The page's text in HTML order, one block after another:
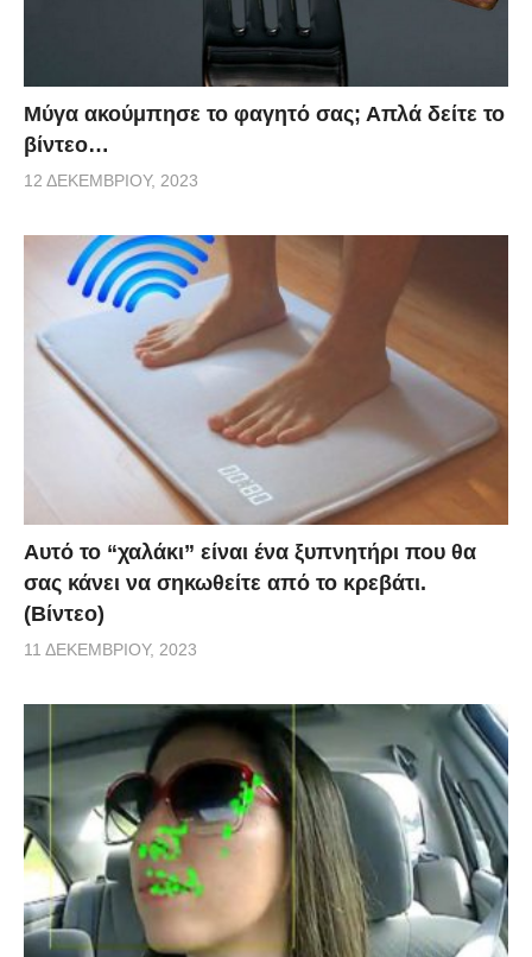
Μύγα ακούμπησε το φαγητό σας; Απλά δείτε το
βίντεο…
12 ΔΕΚΕΜΒΡΊΟΥ, 2023
Αυτό το “χαλάκι” είναι ένα ξυπνητήρι που θα
σας κάνει να σηκωθείτε από το κρεβάτι.
(Βίντεο)
11 ΔΕΚΕΜΒΡΊΟΥ, 2023